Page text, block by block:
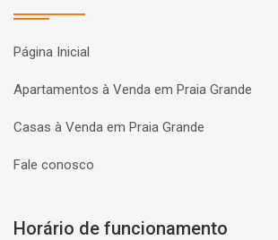
Página Inicial
Apartamentos à Venda em Praia Grande
Casas à Venda em Praia Grande
Fale conosco
Horário de funcionamento